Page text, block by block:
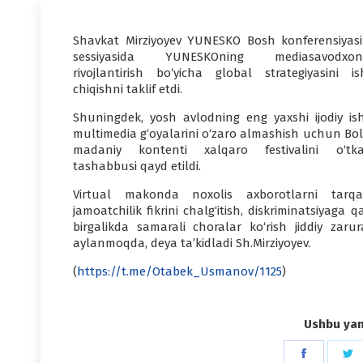
Shavkat Mirziyoyev YUNESKO Bosh
sessiyasida YUNESKOning
rivojlantirish bo‘yicha global strategiyasini
chiqishni taklif etdi.
Shuningdek, yosh avlodning eng yaxshi ijodiy
multimedia g‘oyalarini o‘zaro almashish uchun
madaniy kontenti xalqaro festivalini
tashabbusi qayd etildi.
Virtual makonda noxolis axborotlarni
jamoatchilik fikrini chalg‘itish, diskriminatsiyaga
birgalikda samarali choralar ko‘rish jiddiy
aylanmoqda, deya ta’kidladi Sh.Mirziyoyev.
(https://t.me/Otabek_Usmanov/1125)
Ushbu
Share